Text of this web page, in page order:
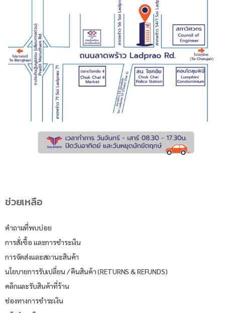
ช่วยเหลือ
คำถามที่พบบ่อย
การสั่งซื้อ และการชำระเงิน
การจัดส่งและสถานะสินค้า
นโยบายการรับเปลี่ยน / คืนสินค้า (RETURNS & REFUNDS)
คลิกและรับสินค้าที่ร้าน
ช่องทางการชำระเงิน